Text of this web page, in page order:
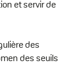
et servir de
des
des seuils